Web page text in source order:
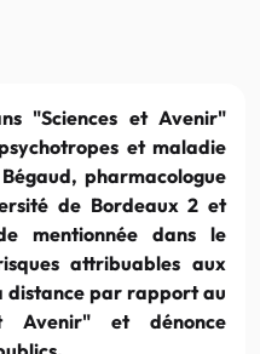
"Sciences et Avenir"
et maladie
pharmacologue
de Bordeaux 2 et
mentionnée dans le
attribuables aux
distance par rapport au
Avenir" et dénonce